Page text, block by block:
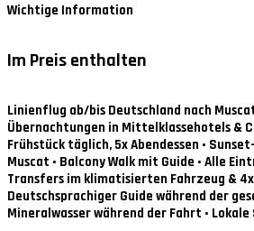
Wichtige Information
Im Preis enthalten
Linienflug ab/bis Deutschland nach
Übernachtungen in Mittelklassehotels &
Frühstück täglich, 5x Abendessen •
Muscat • Balcony Walk mit Guide • Alle
Transfers im klimatisierten Fahrzeug &
Deutschsprachiger Guide während der
Mineralwasser während der Fahrt •